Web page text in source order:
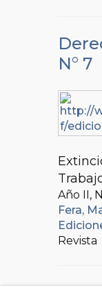
N° 7
Año II,
Fera,
Revista